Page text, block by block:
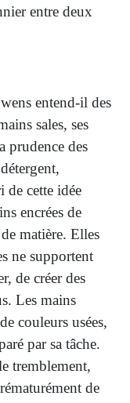
entre deux
entend-il des
sales, ses
prudence des
de cette idée
encrées de
matière. Elles
ne supportent
de créer des
Les mains
couleurs usées,
par sa tâche.
tremblement,
de